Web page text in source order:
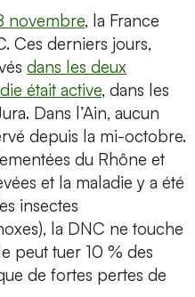
novembre, la France
Ces derniers jours,
dans les deux
était active, dans les
Dans l’Ain, aucun
depuis la mi-octobre.
du Rhône et
et la maladie y a été
insectes
la DNC ne touche
peut tuer 10 % des
de fortes pertes de